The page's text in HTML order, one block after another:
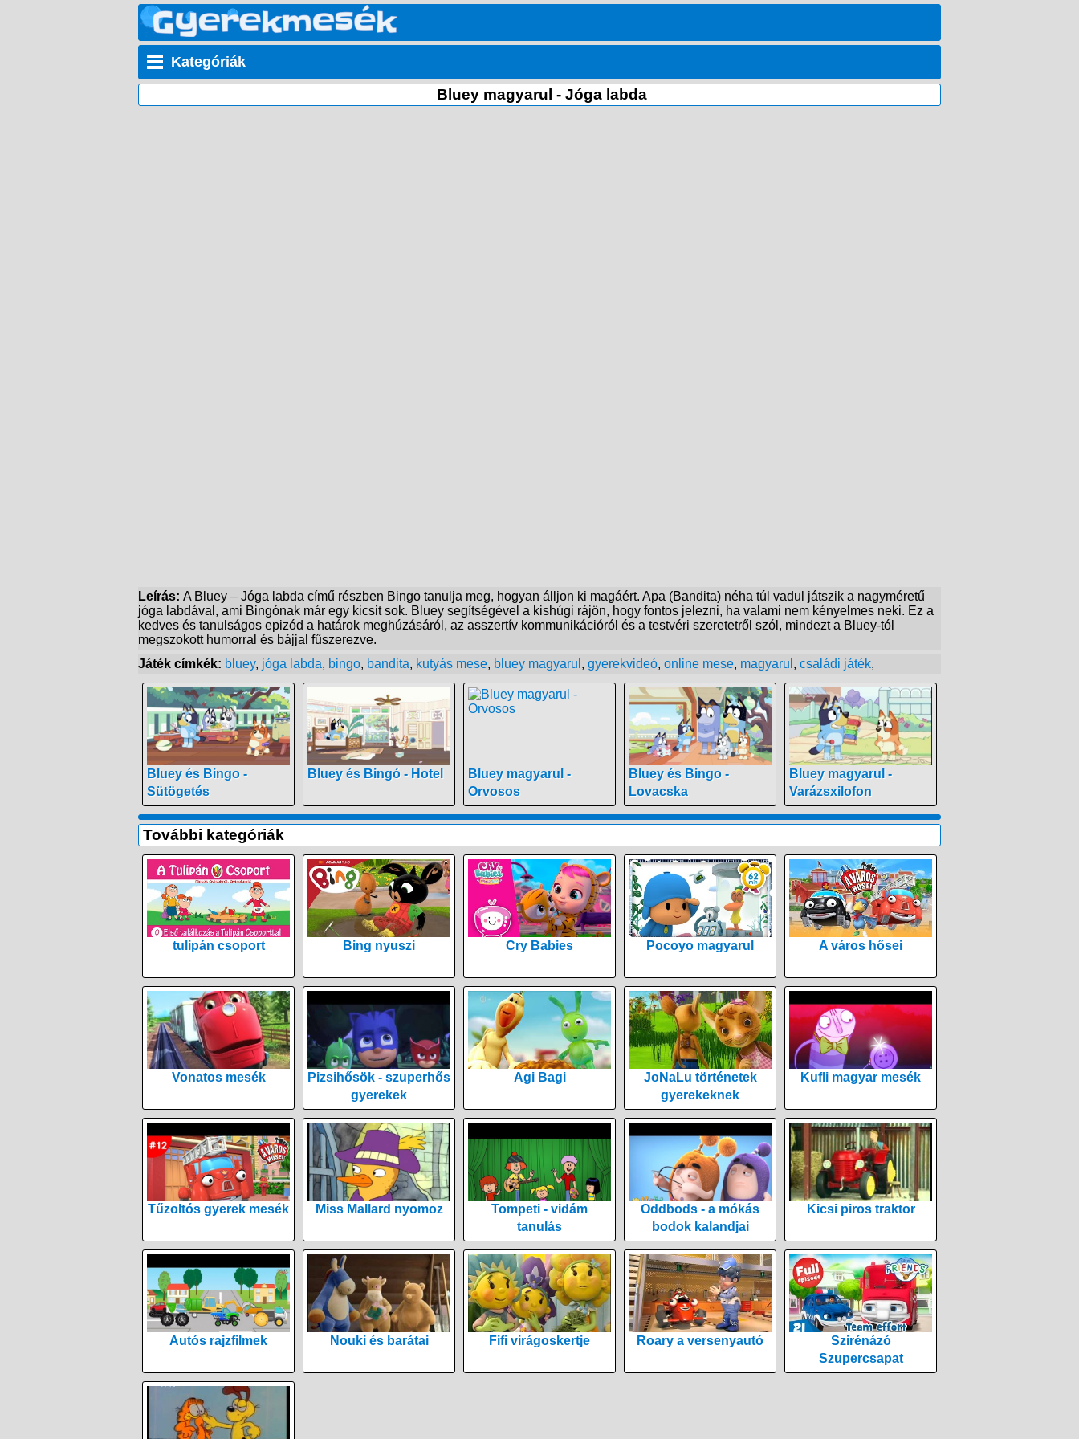
Kategóriák
Bluey magyarul - Jóga labda
Leírás: A Bluey – Jóga labda című részben Bingo tanulja meg, hogyan álljon ki magáért. Apa (Bandita) néha túl vadul játszik a nagyméretű
jóga labdával, ami Bingónak már egy kicsit sok. Bluey segítségével a kishúgi rájön, hogy fontos jelezni, ha valami nem kényelmes neki. Ez a
kedves és tanulságos epizód a határok meghúzásáról, az asszertív kommunikációról és a testvéri szeretetről szól, mindezt a Bluey-tól
megszokott humorral és bájjal fűszerezve.
Játék címkék: bluey, jóga labda, bingo, bandita, kutyás mese, bluey magyarul , gyerekvideó, online mese, magyarul , családi játék,
Bluey és Bingo -
Sütögetés
Bluey és Bingó - Hotel
Bluey magyarul -
Orvosos
Bluey és Bingo -
Lovacska
Bluey magyarul -
Varázsxilofon
További kategóriák
tulipán csoport Bing nyuszi Cry Babies Pocoyo magyarul A város hősei
Vonatos mesék
Pizsihősök - szuperhős
gyerekek
Agi Bagi
JoNaLu történetek
gyerekeknek
Kufli magyar mesék
Tűzoltós gyerek mesék Miss Mallard nyomoz
Tompeti - vidám
tanulás
Oddbods - a mókás
bodok kalandjai
Kicsi piros traktor
Autós rajzfilmek Nouki és barátai Fifi virágoskertje Roary a versenyautó
Szirénázó
Szupercsapat